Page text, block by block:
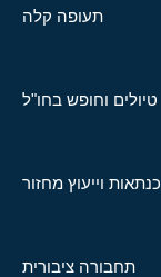
תעופה קלה
טיולים וחופש בחו"ל
וייעוץ מחזור
תחבורה ציבורית